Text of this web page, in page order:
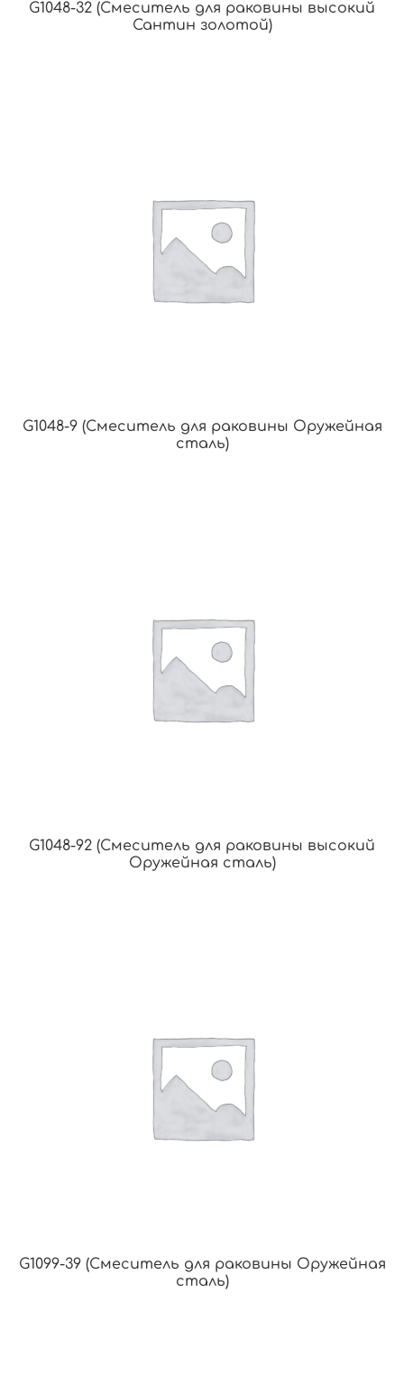
G1048-32 (Смеситель для раковины высокий
Сантин золотой)
G1048-9 (Смеситель для раковины Оружейная
сталь)
G1048-92 (Смеситель для раковины высокий
Оружейная сталь)
G1099-39 (Смеситель для раковины Оружейная
сталь)